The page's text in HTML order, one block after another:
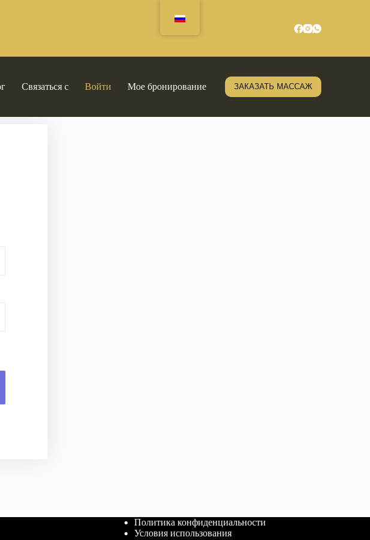
Связаться с Войти Мое бронирование ЗАКАЗАТЬ МАССАЖ
Политика конфиденциальности
Условия использования